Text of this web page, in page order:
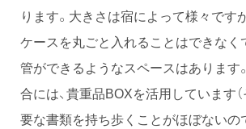
ります。大きさは宿によって様々です
ケースを丸ごと入れることはできなく
管ができるようなスペースはあります
合には、貴重品BOXを活用しています
要な書類を持ち歩くことがほぼないので